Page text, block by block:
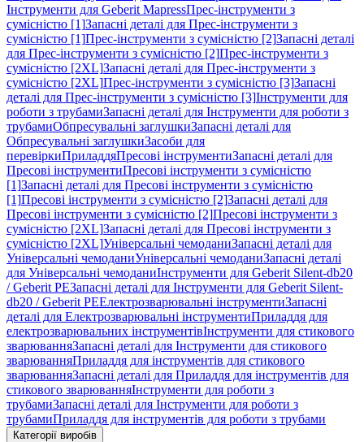
Інструменти для Geberit MapressПрес-інструменти з
сумісністю [1]Запасні деталі для Прес-інструменти з
сумісністю [1]Прес-інструменти з сумісністю [2]Запасні деталі
для Прес-інструменти з сумісністю [2]Прес-інструменти з
сумісністю [2XL]Запасні деталі для Прес-інструменти з
сумісністю [2XL]Прес-інструменти з сумісністю [3]Запасні
деталі для Прес-інструменти з сумісністю [3]Інструменти для
роботи з трубамиЗапасні деталі для Інструменти для роботи з
трубамиОбпресувальні заглушкиЗапасні деталі для
Обпресувальні заглушкиЗасоби для
перевіркиПриладдяПресові інструментиЗапасні деталі для
Пресові інструментиПресові інструменти з сумісністю
[1]Запасні деталі для Пресові інструменти з сумісністю
[1]Пресові інструменти з сумісністю [2]Запасні деталі для
Пресові інструменти з сумісністю [2]Пресові інструменти з
сумісністю [2XL]Запасні деталі для Пресові інструменти з
сумісністю [2XL]Універсальні чемоданиЗапасні деталі для
Універсальні чемоданиУніверсальні чемоданиЗапасні деталі
для Універсальні чемоданиІнструменти для Geberit Silent-db20
/ Geberit PEЗапасні деталі для Інструменти для Geberit Silent-
db20 / Geberit PEЕлектрозварювальні інструментиЗапасні
деталі для Електрозварювальні інструментиПриладдя для
електрозварювальних інструментівІнструменти для стикового
зварюванняЗапасні деталі для Інструменти для стикового
зварюванняПриладдя для інструментів для стикового
зварюванняЗапасні деталі для Приладдя для інструментів для
стикового зварюванняІнструменти для роботи з
трубамиЗапасні деталі для Інструменти для роботи з
трубамиПриладдя для інструментів для роботи з трубами
Категорії виробів